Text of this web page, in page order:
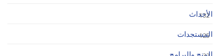
الأحداث
132
المستجدات
125
المنح والبرامج